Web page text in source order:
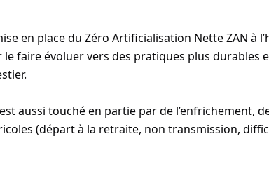
en place du Zéro Artificialisation Nette ZAN à
faire évoluer vers des pratiques plus durables
aussi touché en partie par de l’enfrichement,
(départ à la retraite, non transmission,